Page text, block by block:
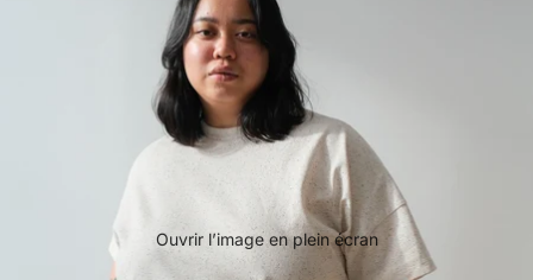
Ouvrir l’image en plein écran